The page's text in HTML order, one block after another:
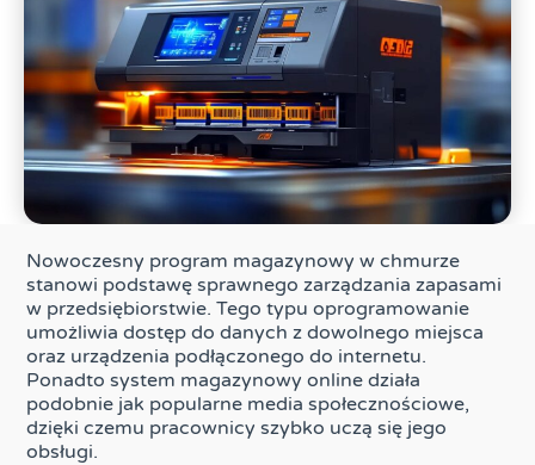
Nowoczesny program magazynowy w chmurze
stanowi podstawę sprawnego zarządzania zapasami
w przedsiębiorstwie. Tego typu oprogramowanie
umożliwia dostęp do danych z dowolnego miejsca
oraz urządzenia podłączonego do internetu.
Ponadto system magazynowy online działa
podobnie jak popularne media społecznościowe,
dzięki czemu pracownicy szybko uczą się jego
obsługi.